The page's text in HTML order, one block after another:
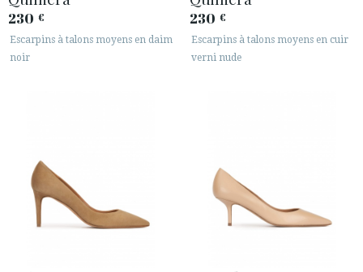
230 €
Escarpins à talons moyens en daim
noir
230 €
Escarpins à talons moyens en cuir
verni nude